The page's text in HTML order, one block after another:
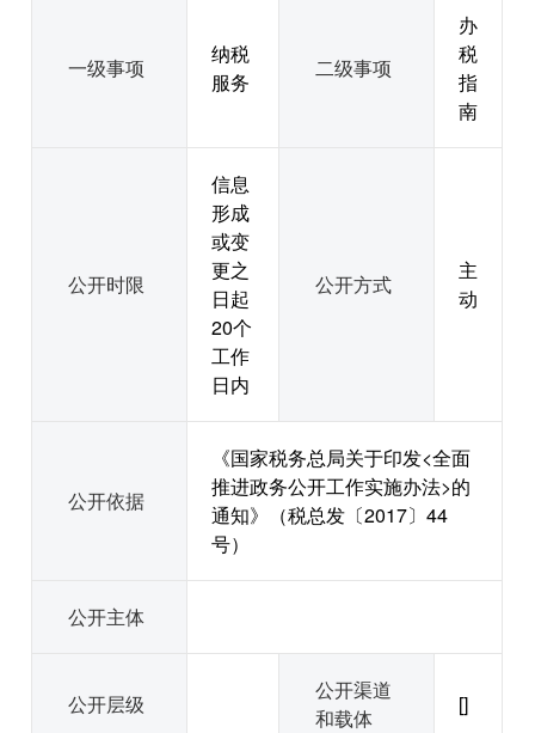
一级事项
纳税
服务
二级事项
办
税
指
南
公开时限
信息
形成
或变
更之
日起
20个
工作
日内
公开方式
主
动
公开依据
《国家税务总局关于印发<全面
推进政务公开工作实施办法>的
通知》（税总发〔2017〕44
号）
公开主体
公开层级
公开渠道
和载体
[]